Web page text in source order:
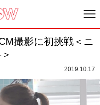
撮影に初挑戦＜ニ
2019.10.17